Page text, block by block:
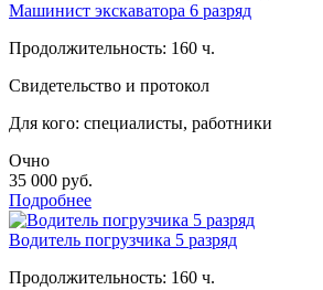
Машинист экскаватора 6 разряд
Продолжительность: 160 ч.
Свидетельство и протокол
Для кого: специалисты, работники
Очно
35 000 руб.
Подробнее
Водитель погрузчика 5 разряд
Продолжительность: 160 ч.